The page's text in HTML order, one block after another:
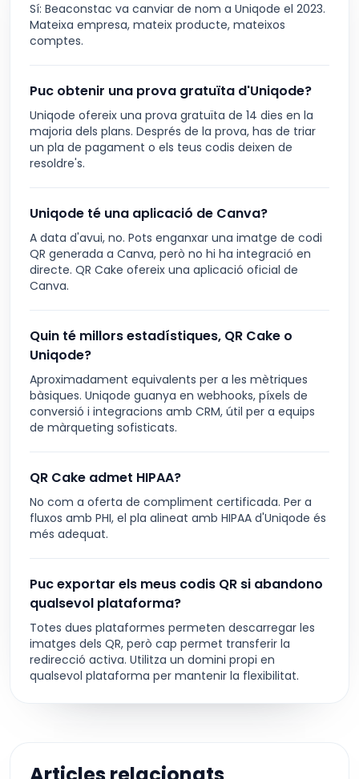
Sí: Beaconstac va canviar de nom a Uniqode el 2023.
Mateixa empresa, mateix producte, mateixos
comptes.
Puc obtenir una prova gratuïta d'Uniqode?
Uniqode ofereix una prova gratuïta de 14 dies en la
majoria dels plans. Després de la prova, has de triar
un pla de pagament o els teus codis deixen de
resoldre's.
Uniqode té una aplicació de Canva?
A data d'avui, no. Pots enganxar una imatge de codi
QR generada a Canva, però no hi ha integració en
directe. QR Cake ofereix una aplicació oficial de
Canva.
Quin té millors estadístiques, QR Cake o
Uniqode?
Aproximadament equivalents per a les mètriques
bàsiques. Uniqode guanya en webhooks, píxels de
conversió i integracions amb CRM, útil per a equips
de màrqueting sofisticats.
QR Cake admet HIPAA?
No com a oferta de compliment certificada. Per a
fluxos amb PHI, el pla alineat amb HIPAA d'Uniqode és
més adequat.
Puc exportar els meus codis QR si abandono
qualsevol plataforma?
Totes dues plataformes permeten descarregar les
imatges dels QR, però cap permet transferir la
redirecció activa. Utilitza un domini propi en
qualsevol plataforma per mantenir la flexibilitat.